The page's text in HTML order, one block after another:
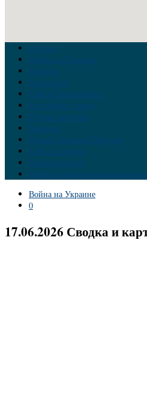
Главная
Война на Украине
Новости
Аналитика
Тайны Геополитики
Российские элиты
Теория заговора
Украина
Новый Мировой Порядок
Тайны истории
Обратная связь
Правила комментирования
Война на Украине
0
17.06.2026 Сводка и